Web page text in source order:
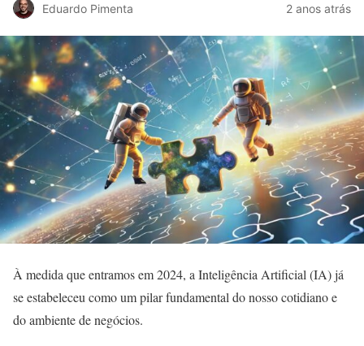
Eduardo Pimenta 2 anos atrás
À medida que entramos em 2024, a Inteligência Artificial (IA) já
se estabeleceu como um pilar fundamental do nosso cotidiano e
do ambiente de negócios.